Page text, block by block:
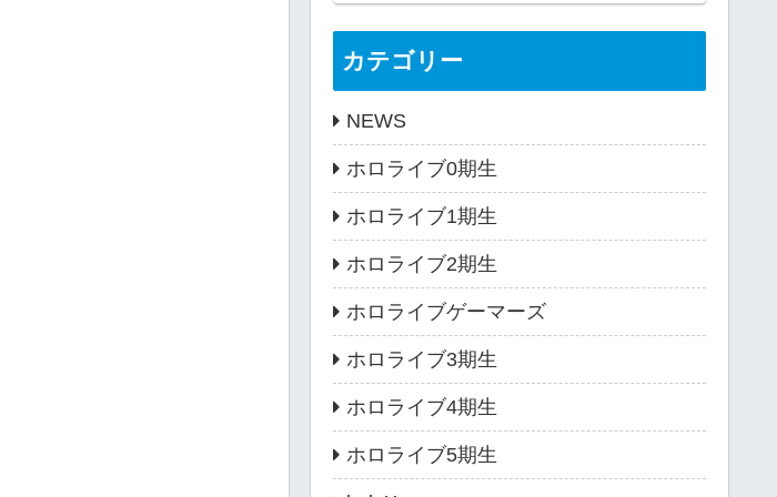
カテゴリー
NEWS
ホロライブ0期生
ホロライブ1期生
ホロライブ2期生
ホロライブゲーマーズ
ホロライブ3期生
ホロライブ4期生
ホロライブ5期生